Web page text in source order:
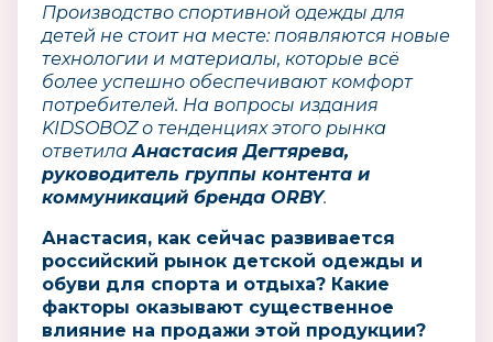
Производство спортивной одежды для
детей не стоит на месте: появляются новые
технологии и материалы, которые всё
более успешно обеспечивают комфорт
потребителей. На вопросы издания
KIDSOBOZ о тенденциях этого рынка
ответила Анастасия Дегтярева,
руководитель группы контента и
коммуникаций бренда ORBY.
Анастасия, как сейчас развивается
российский рынок детской одежды и
обуви для спорта и отдыха? Какие
факторы оказывают существенное
влияние на продажи этой продукции?